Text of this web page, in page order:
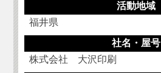
活動地域
福井県
社名・屋号
株式会社 大沢印刷